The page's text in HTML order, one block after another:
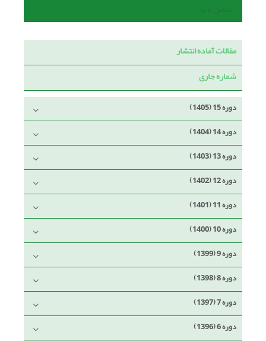
تماس با ما
مقالات آماده انتشار
شماره جاری
دوره 15 (1405)
دوره 14 (1404)
دوره 13 (1403)
دوره 12 (1402)
دوره 11 (1401)
دوره 10 (1400)
دوره 9 (1399)
دوره 8 (1398)
دوره 7 (1397)
دوره 6 (1396)